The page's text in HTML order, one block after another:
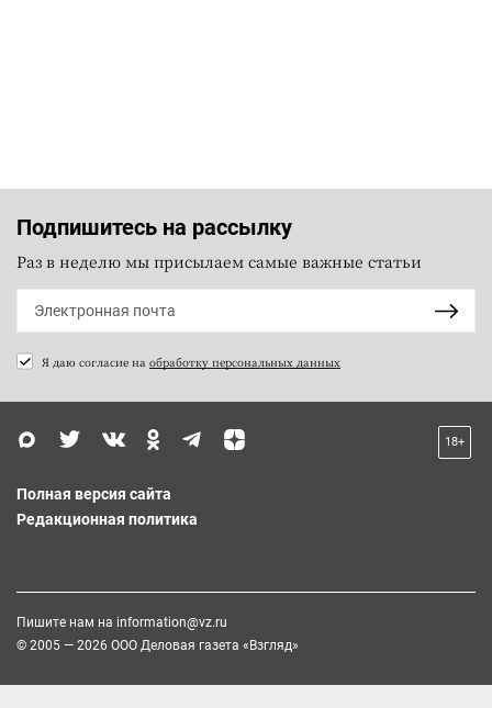
Подпишитесь на рассылку
Раз в неделю мы присылаем самые важные статьи
Я даю согласие на обработку персональных данных
18+
Полная версия сайта
Редакционная политика
Пишите нам на information@vz.ru
© 2005 — 2026 ООО Деловая газета «Взгляд»